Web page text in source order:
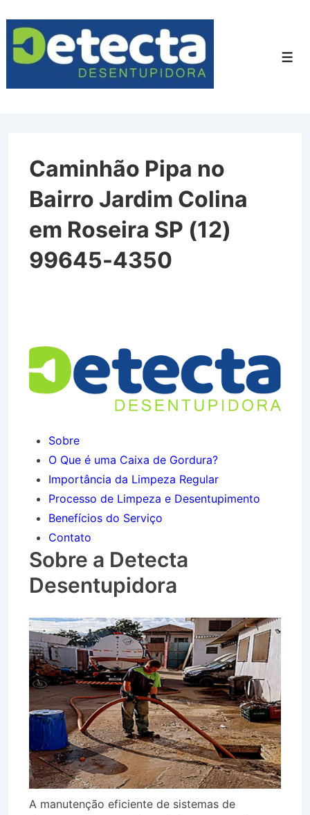
para
Conteúdo
Caminhão Pipa no
Bairro Jardim Colina
em Roseira SP (12)
99645-4350
Sobre
O Que é uma Caixa de Gordura?
Importância da Limpeza Regular
Processo de Limpeza e Desentupimento
Benefícios do Serviço
Contato
Sobre a Detecta
Desentupidora
A manutenção eficiente de sistemas de